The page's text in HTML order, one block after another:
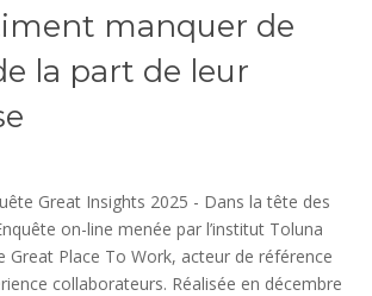
manquer de
la part de leur
Great Insights 2025 - Dans la tête des
on-line menée par l’institut Toluna
Great Place To Work, acteur de référence
collaborateurs. Réalisée en décembre